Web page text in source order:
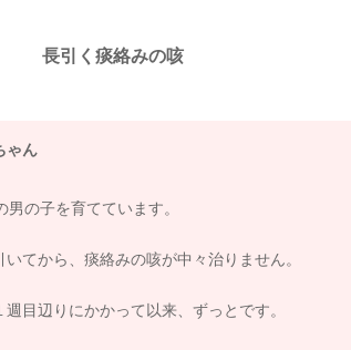
長引く痰絡みの咳
ゃん
男の子を育てています。
いてから、痰絡みの咳が中々治りません。
週目辺りにかかって以来、ずっとです。